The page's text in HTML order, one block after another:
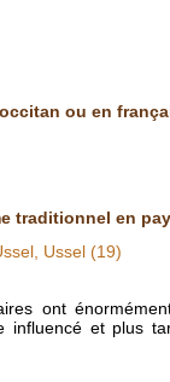
ou en
en
Ussel (19)
ont
influencé et plus